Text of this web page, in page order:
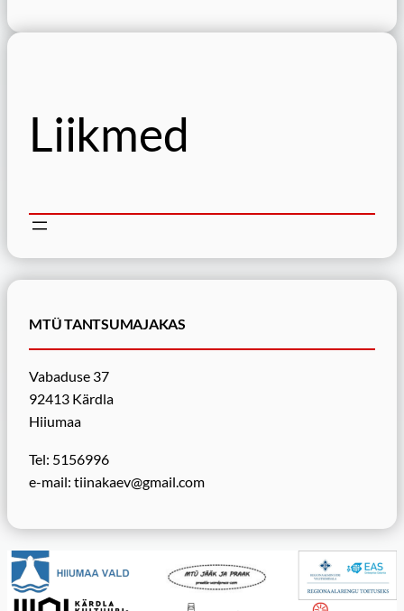
Liikmed
MTÜ TANTSUMAJAKAS
Vabaduse 37
92413 Kärdla
Hiiumaa
Tel: 5156996
e-mail: tiinakaev@gmail.com